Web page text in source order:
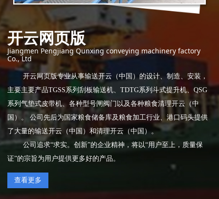
开云网页版
Jiangmen Pengjiang Qunxing conveying machinery factory
Co., Ltd
开云网页版专业从事输送开云（中国）的设计、制造、安装，
主要主要产品TGSS系列刮板输送机、TDTG系列斗式提升机、QSG
系列气垫式皮带机、各种型号闸阀门以及各种粮食清理开云（中
国）。 公司先后为国家粮食储备库及粮食加工行业、港口码头提供
了大量的输送开云（中国）和清理开云（中国）。
公司追求“求实。创新”的企业精神，将以“用户至上，质量保
证”的宗旨为用户提供更多好的产品。
查看更多